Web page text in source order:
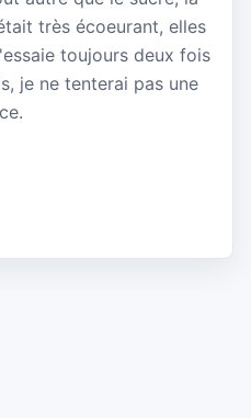
très écoeurant, elles
toujours deux fois
je ne tenterai pas une